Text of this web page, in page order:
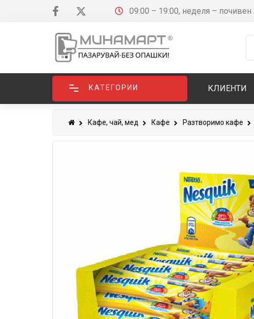
09:00 – 19:00, неделя – почивен
КАТЕГОРИИ КЛИЕНТИ
Кафе, чай, мед Кафе Разтворимо кафе